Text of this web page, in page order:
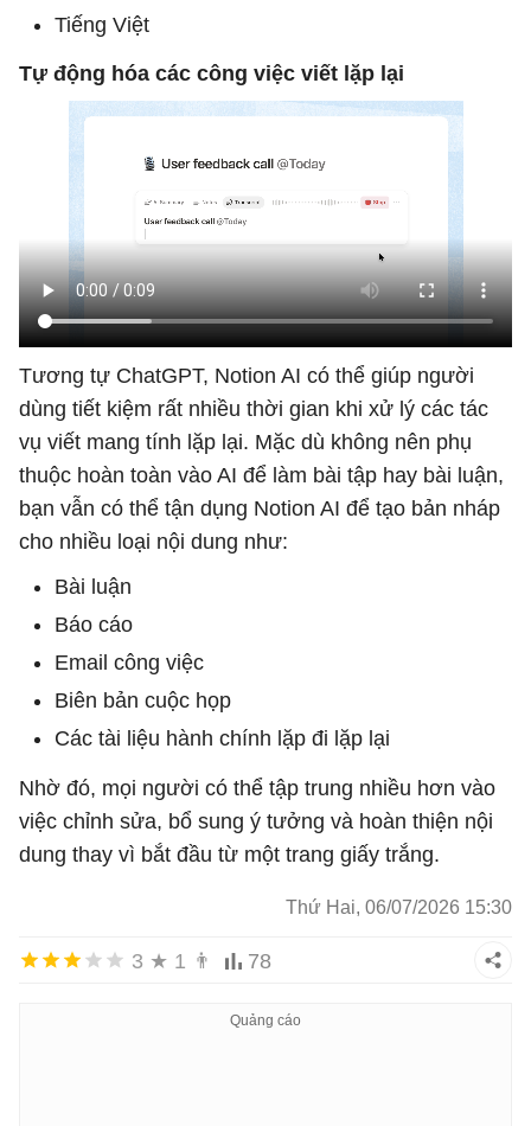
Tiếng Việt
Tự động hóa các công việc viết lặp lại
Tương tự ChatGPT, Notion AI có thể giúp người
dùng tiết kiệm rất nhiều thời gian khi xử lý các tác
vụ viết mang tính lặp lại. Mặc dù không nên phụ
thuộc hoàn toàn vào AI để làm bài tập hay bài luận,
bạn vẫn có thể tận dụng Notion AI để tạo bản nháp
cho nhiều loại nội dung như:
Bài luận
Báo cáo
Email công việc
Biên bản cuộc họp
Các tài liệu hành chính lặp đi lặp lại
Nhờ đó, mọi người có thể tập trung nhiều hơn vào
việc chỉnh sửa, bổ sung ý tưởng và hoàn thiện nội
dung thay vì bắt đầu từ một trang giấy trắng.
Thứ Hai, 06/07/2026 15:30
3 ★ 1 👨 78